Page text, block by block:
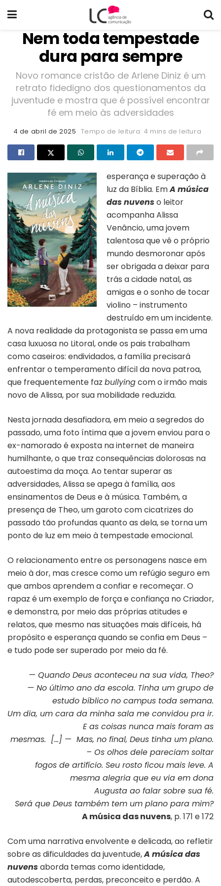
Nem toda tempestade
dura para sempre
Novo romance cristão de Arlene Diniz é um
retrato fidedigno dos questionamentos da
juventude e mostra que é possível encontrar
fé em meio às adversidades
4 de abril de 2025 Tempo de leitura: 4 mins de leitura
esperança e superação à
luz da Bíblia. EmA música
das nuvenso leitor
acompanha Alissa
Venâncio, uma jovem
talentosa que vê o próprio
mundo desmoronar após
ser obrigada a deixar para
trás a cidade natal, as
amigas e o sonho de tocar
violino – instrumento
destruído em um incidente.
A nova realidade da protagonista se passa em uma
casa luxuosa no Litoral, onde os pais trabalham
como caseiros: endividados, a família precisará
enfrentar o temperamento difícil da nova patroa,
que frequentemente faz bullyingcom o irmão mais
novo de Alissa, por sua mobilidade reduzida.
Nesta jornada desafiadora, em meio a segredos do
passado, uma foto íntima que a jovem enviou para o
ex-namorado é exposta na internet de maneira
humilhante, o que traz consequências dolorosas na
autoestima da moça. Ao tentar superar as
adversidades, Alissa se apega à família, aos
ensinamentos de Deus e à música. Também, a
presença de Theo, um garoto com cicatrizes do
passado tão profundas quanto as dela, se torna um
ponto de luz em meio à tempestade emocional.
O relacionamento entre os personagens nasce em
meio à dor, mas cresce como um refúgio seguro em
que ambos aprendem a confiar e recomeçar. O
rapaz é um exemplo de força e confiança no Criador,
e demonstra, por meio das próprias atitudes e
relatos, que mesmo nas situações mais difíceis, há
propósito e esperança quando se confia em Deus –
e tudo pode ser superado por meio da fé.
— Quando Deus aconteceu na sua vida, Theo?
— No último ano da escola. Tinha um grupo de
estudo bíblico no campus toda semana.
Um dia, um cara da minha sala me convidou pra ir.
E as coisas nunca mais foram as
mesmas. […] — Mas, no final, Deus tinha um plano.
– Os olhos dele pareciam soltar
fogos de artifício. Seu rosto ficou mais leve. A
mesma alegria que eu via em dona
Augusta ao falar sobre sua fé.
Será que Deus também tem um plano para mim?
A música das nuvens, p. 171 e 172
Com uma narrativa envolvente e delicada, ao refletir
sobre as dificuldades da juventude,A música das
nuvensaborda temas como identidade,
autodescoberta, perdas, preconceito e perdão. A